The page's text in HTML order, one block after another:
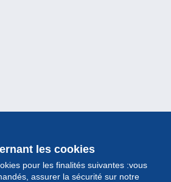
les cookies
pour les finalités suivantes :vous
assurer la sécurité sur notre